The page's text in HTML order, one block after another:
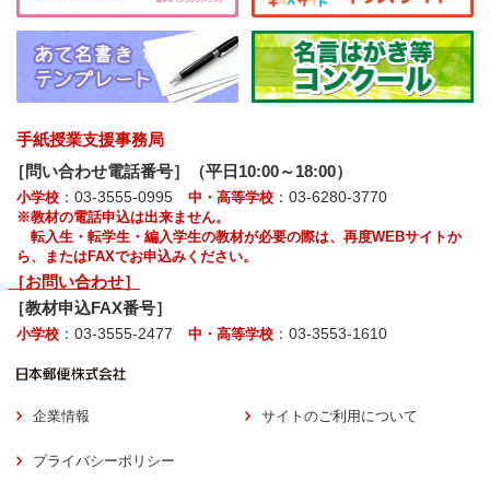
手紙授業支援事務局
［問い合わせ電話番号］（平日10:00～18:00）
小学校 ：03-3555-0995 中・高等学校 ：03-6280-3770
※教材の電話申込は出来ません。
転入生・転学生・編入学生の教材が必要の際は、再度WEBサイトか
ら、またはFAXでお申込みください。
［お問い合わせ］
［教材申込FAX番号］
小学校 ：03-3555-2477 中・高等学校 ：03-3553-1610
企業情報 サイトのご利用について
プライバシーポリシー